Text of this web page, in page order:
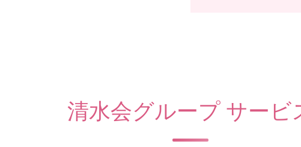
清水会グループ サービ